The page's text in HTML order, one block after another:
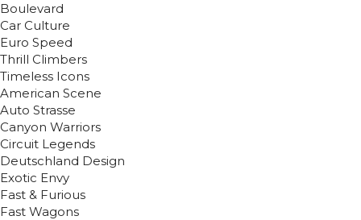
Boulevard
Car Culture
Euro Speed
Thrill Climbers
Timeless Icons
American Scene
Auto Strasse
Canyon Warriors
Circuit Legends
Deutschland Design
Exotic Envy
Fast & Furious
Fast Wagons